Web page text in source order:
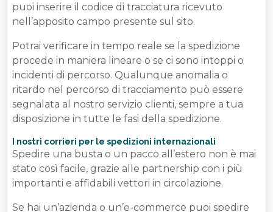
puoi inserire il codice di tracciatura ricevuto
nell’apposito campo presente sul sito.
Potrai verificare in tempo reale se la spedizione
procede in maniera lineare o se ci sono intoppi o
incidenti di percorso. Qualunque anomalia o
ritardo nel percorso di tracciamento può essere
segnalata al nostro servizio clienti, sempre a tua
disposizione in tutte le fasi della spedizione.
I nostri corrieri per le spedizioni internazionali
Spedire una busta o un pacco all’estero non è mai
stato così facile, grazie alle partnership con i più
importanti e affidabili vettori in circolazione.
Se hai un’azienda o un’e-commerce puoi spedire